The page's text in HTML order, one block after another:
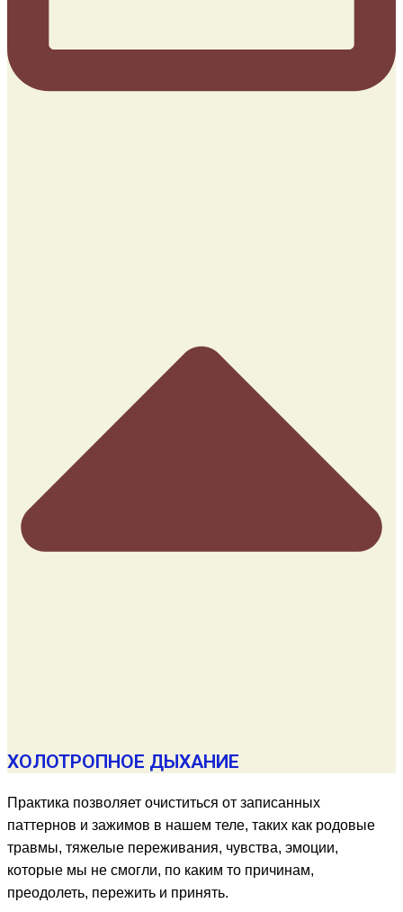
ХОЛОТРОПНОЕ ДЫХАНИЕ
Практика позволяет очиститься от записанных
паттернов и зажимов в нашем теле, таких как родовые
травмы, тяжелые переживания, чувства, эмоции,
которые мы не смогли, по каким то причинам,
преодолеть, пережить и принять.